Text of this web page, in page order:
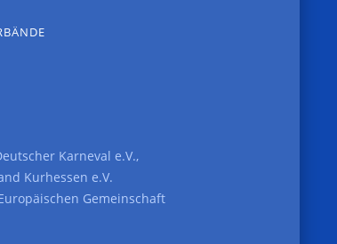
Karneval e.V.,
Kurhessen e.V.
Gemeinschaft